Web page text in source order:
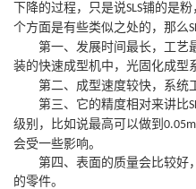
下降的过程，只是说SLS铺的是粉
个方面是有些类似之处的，那么
第一、发展时间最长，工艺
装的快速成型机中，光固化成型
第二、成型速度较快，系统
第三、它的精度相对来讲比
级别，比如说最高可以做到
会受一些影响。
第四、表面的质量会比较好
的零件。